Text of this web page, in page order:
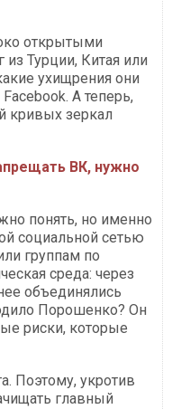
открытыми
Турции, Китая или
ухищрения они
А теперь,
кривых зеркал
ВК, нужно
понять, но именно
социальной сетью
группам по
среда: через
объединялись
Порошенко? Он
риски, которые
Поэтому, укротив
главный